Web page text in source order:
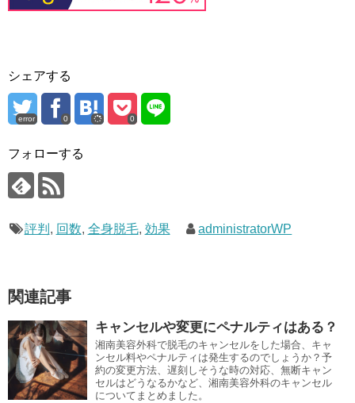
シェアする
error 0 0
フォローする
評判 , 回数, 全身脱毛, 効果 administratorWP
関連記事
キャンセルや変更にペナルティはある？
湘南美容外科で脱毛のキャンセルをした場合、キャ
ンセル料やペナルティは発生するのでしょうか？予
約の変更方法、遅刻しそうな時の対応、無断キャン
セルはどうなるかなど、湘南美容外科のキャンセル
についてまとめました。